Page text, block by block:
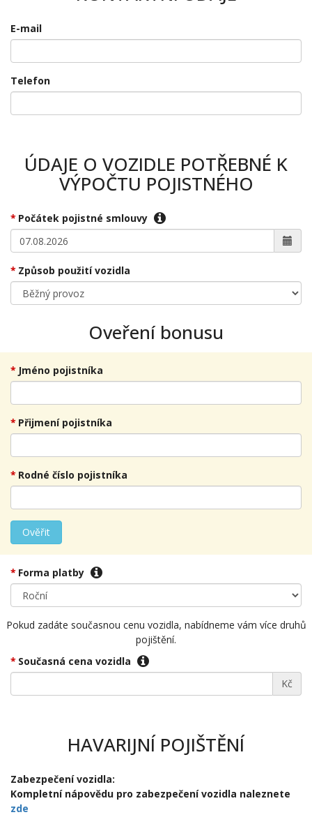
E-mail
Telefon
ÚDAJE O VOZIDLE POTŘEBNÉ K
VÝPOČTU POJISTNÉHO
Počátek pojistné smlouvy
Způsob použití vozidla
Oveření bonusu
Jméno pojistníka
Přijmení pojistníka
Rodné číslo pojistníka
Ověřit
Forma platby
Pokud zadáte současnou cenu vozidla, nabídneme vám více druhů
pojištění.
Současná cena vozidla
Kč
HAVARIJNÍ POJIŠTĚNÍ
Zabezpečení vozidla:
Kompletní nápovědu pro zabezpečení vozidla naleznete
zde